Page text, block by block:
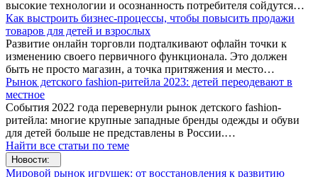
высокие технологии и осознанность потребителя сойдутся…
Как выстроить бизнес-процессы, чтобы повысить продажи
товаров для детей и взрослых
Развитие онлайн торговли подталкивают офлайн точки к
изменению своего первичного функционала. Это должен
быть не просто магазин, а точка притяжения и место…
Рынок детского fashion-ритейла 2023: детей переодевают в
местное
События 2022 года перевернули рынок детского fashion-
ритейла: многие крупные западные бренды одежды и обуви
для детей больше не представлены в России.…
Найти все статьи по теме
Новости:
Мировой рынок игрушек: от восстановления к развитию